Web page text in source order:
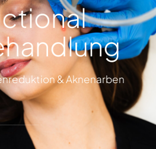
& Aknenarben